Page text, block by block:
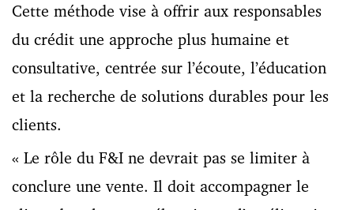
Cette méthode vise à offrir aux responsables
du crédit une approche plus humaine et
consultative, centrée sur l’écoute, l’éducation
et la recherche de solutions durables pour les
clients.
« Le rôle du F&I ne devrait pas se limiter à
conclure une vente. Il doit accompagner le